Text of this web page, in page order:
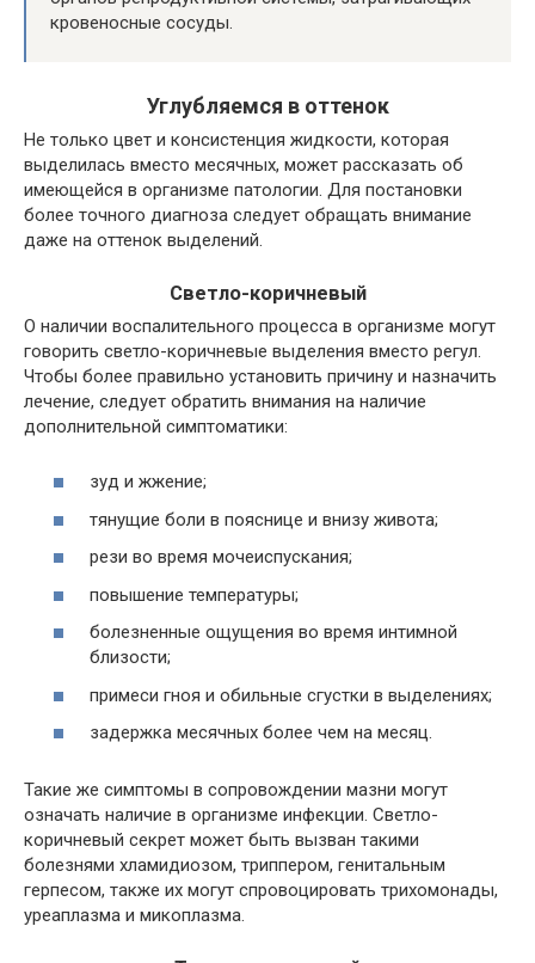
кровеносные сосуды.
Углубляемся в оттенок
Не только цвет и консистенция жидкости, которая
выделилась вместо месячных, может рассказать об
имеющейся в организме патологии. Для постановки
более точного диагноза следует обращать внимание
даже на оттенок выделений.
Светло-коричневый
О наличии воспалительного процесса в организме могут
говорить светло-коричневые выделения вместо регул.
Чтобы более правильно установить причину и назначить
лечение, следует обратить внимания на наличие
дополнительной симптоматики:
зуд и жжение;
тянущие боли в пояснице и внизу живота;
рези во время мочеиспускания;
повышение температуры;
болезненные ощущения во время интимной
близости;
примеси гноя и обильные сгустки в выделениях;
задержка месячных более чем на месяц.
Такие же симптомы в сопровождении мазни могут
означать наличие в организме инфекции. Светло-
коричневый секрет может быть вызван такими
болезнями хламидиозом, триппером, генитальным
герпесом, также их могут спровоцировать трихомонады,
уреаплазма и микоплазма.